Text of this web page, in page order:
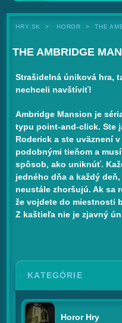
HRY.SK HOROR THE
THE AMBRIDGE
Strašidelná úniková hra,
nechceli navštíviť!
Ambridge Mansion je
typu point-and-click. Ste
Roderick a ste uväznení
podobnými tieňom a
spôsob, ako uniknúť.
jedného dňa a každý
neustále zhoršujú. Ak sa
že vojdete do miestnosti
Z kaštieľa nie je zjavný
KATEGÓRIE
Horor Hry